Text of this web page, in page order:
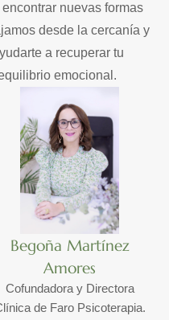
nuevas formas
desde la cercanía y
a recuperar tu
emocional.
Begoña Martínez
Amores
Cofundadora y Directora
de Faro Psicoterapia.